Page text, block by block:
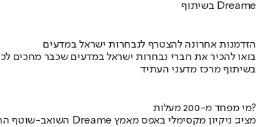
בשיתוף Dreame
הזדמנות אחרונה להצטרף לנבחרות ישראל במדעים
בואו להכיר את חברי נבחרות ישראל במדעים שכבר מחכים
בשיתוף מרכז מדעני העתיד
מי מפחד מ-200 מעלות?
השואב-שוטף החדש של Dreame מציג: ניקיון מקסימלי באפס מאמץ